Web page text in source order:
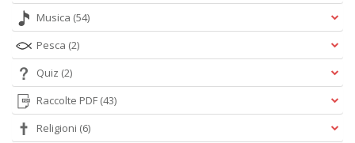
Musica (54)
Pesca (2)
Quiz (2)
Raccolte PDF (43)
Religioni (6)